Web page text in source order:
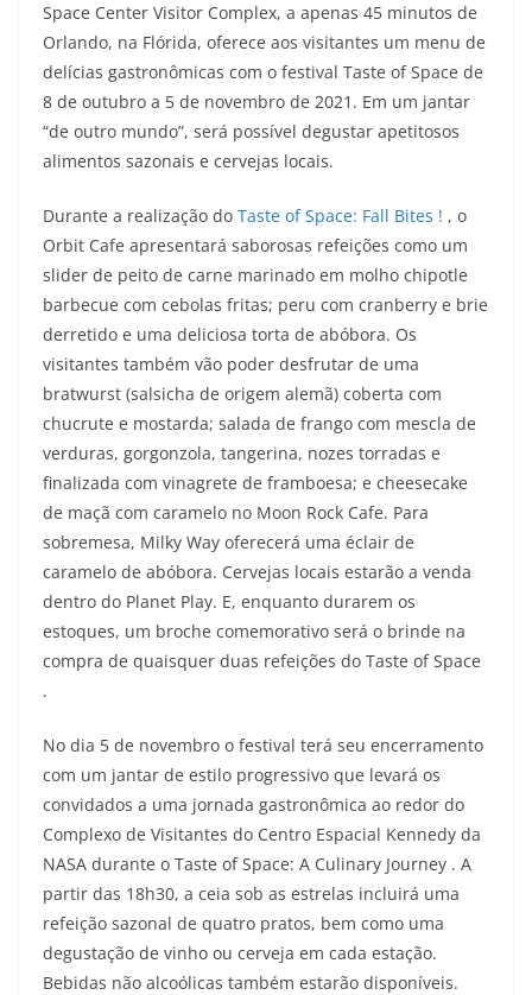
Space Center Visitor Complex, a apenas 45 minutos de
Orlando, na Flórida, oferece aos visitantes um menu de
delícias gastronômicas com o festival Taste of Space de
8 de outubro a 5 de novembro de 2021. Em um jantar
“de outro mundo”, será possível degustar apetitosos
alimentos sazonais e cervejas locais.
Durante a realização do Taste of Space: Fall Bites ! , o
Orbit Cafe apresentará saborosas refeições como um
slider de peito de carne marinado em molho chipotle
barbecue com cebolas fritas; peru com cranberry e brie
derretido e uma deliciosa torta de abóbora. Os
visitantes também vão poder desfrutar de uma
bratwurst (salsicha de origem alemã) coberta com
chucrute e mostarda; salada de frango com mescla de
verduras, gorgonzola, tangerina, nozes torradas e
finalizada com vinagrete de framboesa; e cheesecake
de maçã com caramelo no Moon Rock Cafe. Para
sobremesa, Milky Way oferecerá uma éclair de
caramelo de abóbora. Cervejas locais estarão a venda
dentro do Planet Play. E, enquanto durarem os
estoques, um broche comemorativo será o brinde na
compra de quaisquer duas refeições do Taste of Space
.
No dia 5 de novembro o festival terá seu encerramento
com um jantar de estilo progressivo que levará os
convidados a uma jornada gastronômica ao redor do
Complexo de Visitantes do Centro Espacial Kennedy da
NASA durante o Taste of Space: A Culinary Journey . A
partir das 18h30, a ceia sob as estrelas incluirá uma
refeição sazonal de quatro pratos, bem como uma
degustação de vinho ou cerveja em cada estação.
Bebidas não alcoólicas também estarão disponíveis.